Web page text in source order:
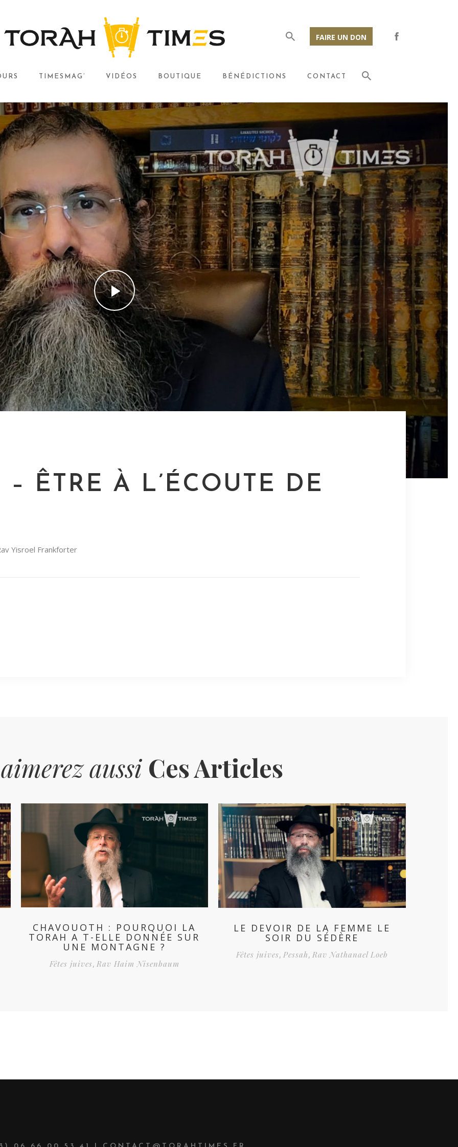
FAIRE UN DON
TIMESMAG’ VIDÉOS BOUTIQUE BÉNÉDICTIONS CONTACT
ÊTRE À L’ÉCOUTE DE
Yisroel Frankforter
aussi Ces Articles
CHAVOUOTH : POURQUOI LA
TORAH A T-ELLE DONNÉE SUR
UNE MONTAGNE ?
Fêtes juives, Rav Haim Nisenbaum
LE DEVOIR DE LA FEMME LE
SOIR DU SÉDÈRE
Fêtes juives, Pessah, Rav Nathanael Loeb